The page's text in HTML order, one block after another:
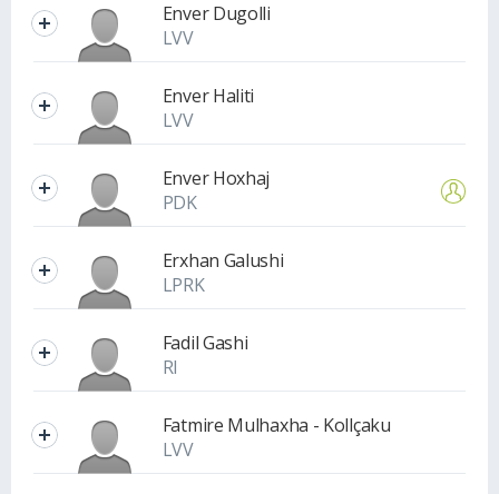
Enver Dugolli
LVV
Enver Haliti
LVV
Enver Hoxhaj
PDK
Erxhan Galushi
LPRK
Fadil Gashi
RI
Fatmire Mulhaxha - Kollçaku
LVV